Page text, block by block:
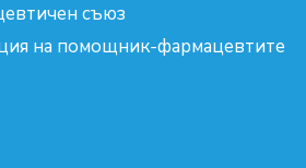
съюз
на помощник-фармацевтите